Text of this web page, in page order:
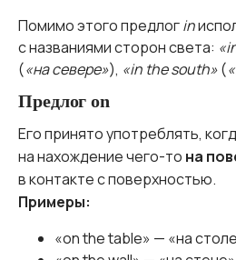
Помимо этого предлогin
с названиями сторон света:
(«на севере»), «in the south»(
Предлог on
Его принято употреблять,
на нахождение чего-то на
в контакте с поверхностью.
Примеры:
«on the table» — «на